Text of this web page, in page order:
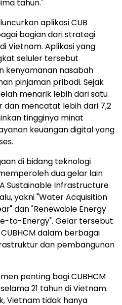
tahun."
aplikasi CUB
bagian dari strategi
Vietnam. Aplikasi yang
seluler tersebut
kenyamanan nasabah
pinjaman pribadi. Sejak
menarik lebih dari satu
mencatat lebih dari 7,2
tingginya minat
keuangan digital yang
di bidang teknologi
dua gelar lain
Sustainable Infrastructure
yakni "Water Acquisition
dan "Renewable Energy
to-Energy". Gelar tersebut
dalam berbagai
dan pembangunan
penting bagi CUBHCM
21 tahun di Vietnam.
Vietnam tidak hanya